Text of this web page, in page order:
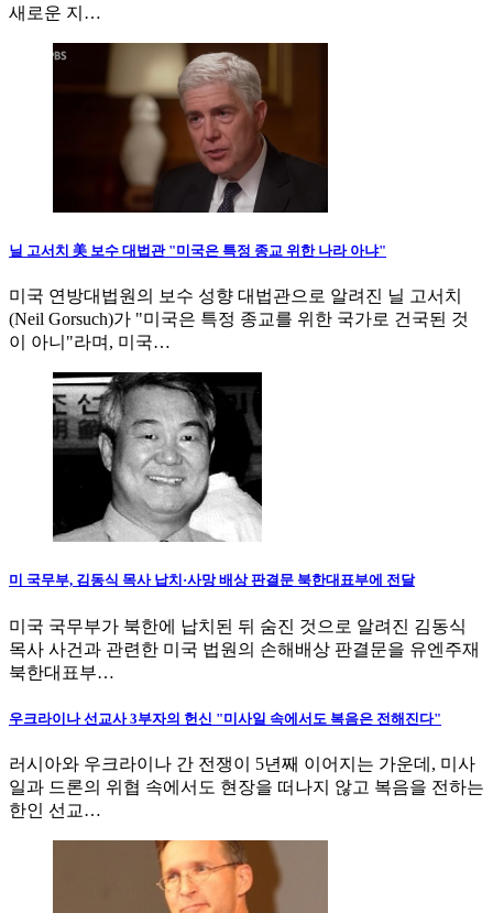
새로운 지…
닐 고서치 美 보수 대법관 "미국은 특정 종교 위한 나라 아냐"
미국 연방대법원의 보수 성향 대법관으로 알려진 닐 고서치
(Neil Gorsuch)가 "미국은 특정 종교를 위한 국가로 건국된 것
이 아니"라며, 미국…
미 국무부, 김동식 목사 납치·사망 배상 판결문 북한대표부에 전달
미국 국무부가 북한에 납치된 뒤 숨진 것으로 알려진 김동식
목사 사건과 관련한 미국 법원의 손해배상 판결문을 유엔주재
북한대표부…
우크라이나 선교사 3부자의 헌신 "미사일 속에서도 복음은 전해진다"
러시아와 우크라이나 간 전쟁이 5년째 이어지는 가운데, 미사
일과 드론의 위협 속에서도 현장을 떠나지 않고 복음을 전하는
한인 선교…